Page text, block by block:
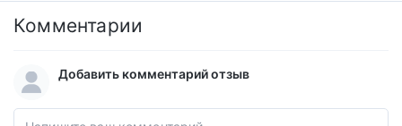
Комментарии
Добавить комментарий отзыв